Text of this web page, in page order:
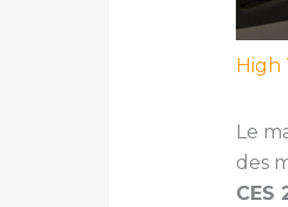
High
Le
des
CES